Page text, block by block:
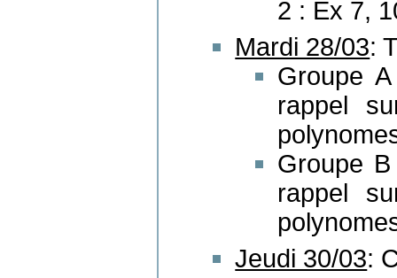
2 : Ex 7,
Mardi 28/03:
Groupe
rappel
Groupe
rappel
Jeudi 30/03: